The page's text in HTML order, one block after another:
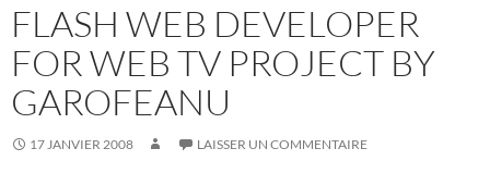
FLASH WEB DEVELOPER
FOR WEB TV PROJECT BY
GAROFEANU
17 JANVIER 2008 LAISSER UN COMMENTAIRE